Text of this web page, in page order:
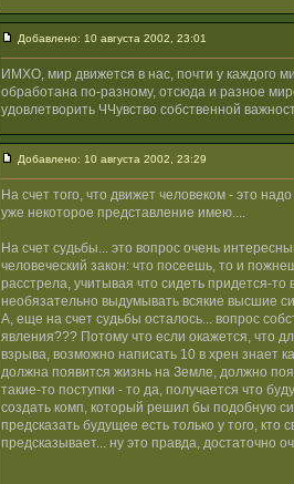
Добавлено: 10 августа 2002, 23:01
ИМХО, мир движется в нас, почти у каждого
обработана по-разному, отсюда и разное
удовлетворить ЧЧувство собственной
Добавлено: 10 августа 2002, 23:29
На счет того, что движет человеком - это
уже некоторое представление имею....
На счет судьбы... это вопрос очень
человеческий закон: что посеешь, то и
расстрела, учитывая что сидеть придется-
необязательно выдумывать всякие высшие
А, еще на счет судьбы осталось... вопрос
явления??? Потому что если окажется, что
взрыва, возможно написать 10 в хрен знает
должна появится жизнь на Земле, должно
такие-то поступки - то да, получается что
создать комп, который решил бы подобную
предсказать будущее есть только у того,
предсказывает... ну это правда, достаточно